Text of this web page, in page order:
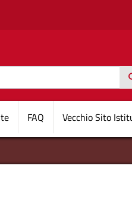
principale
FAQ Vecchio Sito